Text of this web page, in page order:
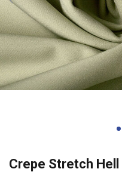
Crepe Stretch Hell